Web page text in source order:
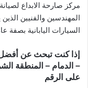
مركز صارحة الابداع
المهندسين والفنيين
السيارات اليابانية بصفة
إذا كنت تبحث عن أفضل
– الدمام – المنطقة
على الرقم